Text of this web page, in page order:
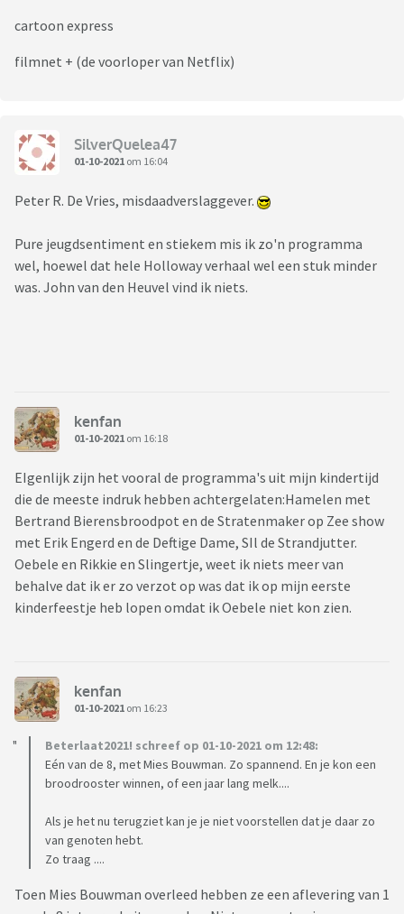
cartoon express
filmnet + (de voorloper van Netflix)
SilverQuelea47
01-10-2021 om 16:04
Peter R. De Vries, misdaadverslaggever.
Pure jeugdsentiment en stiekem mis ik zo'n programma
wel, hoewel dat hele Holloway verhaal wel een stuk minder
was. John van den Heuvel vind ik niets.
kenfan
01-10-2021 om 16:18
EIgenlijk zijn het vooral de programma's uit mijn kindertijd
die de meeste indruk hebben achtergelaten:Hamelen met
Bertrand Bierensbroodpot en de Stratenmaker op Zee show
met Erik Engerd en de Deftige Dame, SIl de Strandjutter.
Oebele en Rikkie en Slingertje, weet ik niets meer van
behalve dat ik er zo verzot op was dat ik op mijn eerste
kinderfeestje heb lopen omdat ik Oebele niet kon zien.
kenfan
01-10-2021 om 16:23
Beterlaat2021! schreef op 01-10-2021 om 12:48:
Eén van de 8, met Mies Bouwman. Zo spannend. En je kon een
broodrooster winnen, of een jaar lang melk....
Als je het nu terugziet kan je je niet voorstellen dat je daar zo
van genoten hebt.
Zo traag ....
Toen Mies Bouwman overleed hebben ze een aflevering van 1